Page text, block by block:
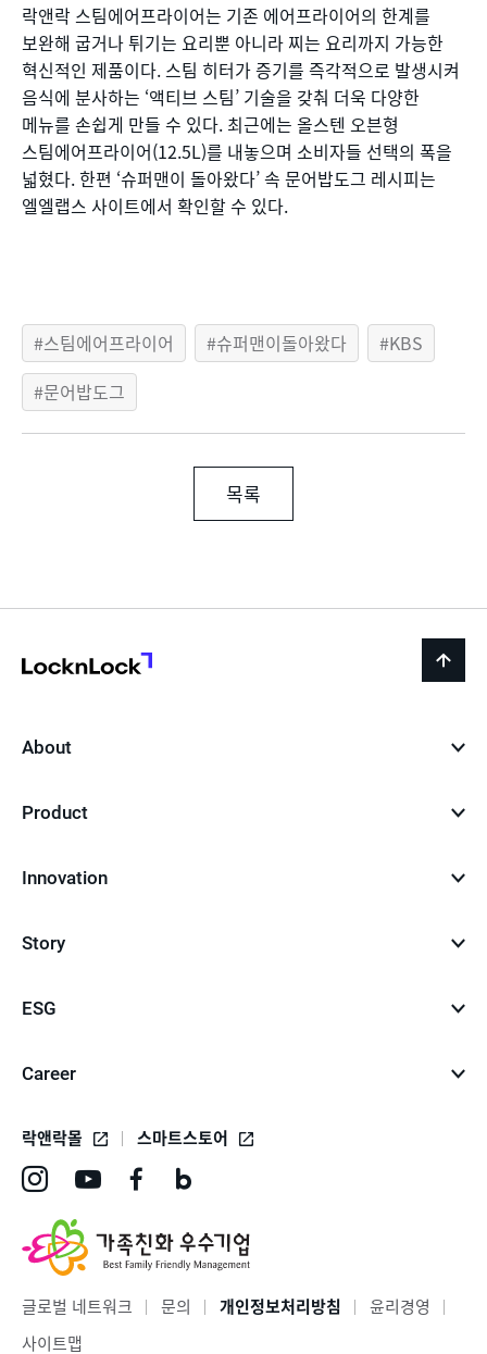
락앤락 스팀에어프라이어는 기존 에어프라이어의 한계를
보완해 굽거나 튀기는 요리뿐 아니라 찌는 요리까지 가능한
혁신적인 제품이다. 스팀 히터가 증기를 즉각적으로 발생시켜
음식에 분사하는 ‘액티브 스팀’ 기술을 갖춰 더욱 다양한
메뉴를 손쉽게 만들 수 있다. 최근에는 올스텐 오븐형
스팀에어프라이어(12.5L)를 내놓으며 소비자들 선택의 폭을
넓혔다. 한편 ‘슈퍼맨이 돌아왔다’ 속 문어밥도그 레시피는
엘엘랩스 사이트에서 확인할 수 있다.
스팀에어프라이어 슈퍼맨이돌아왔다
KBS
문어밥도그
목록
back
About
Product
Innovation
Story
ESG
Career
락앤락몰 스마트스토어
스
타
램
브
로
스
버
로
글로벌 네트워크 문의 개인정보처리방침
윤리경영
사이트맵